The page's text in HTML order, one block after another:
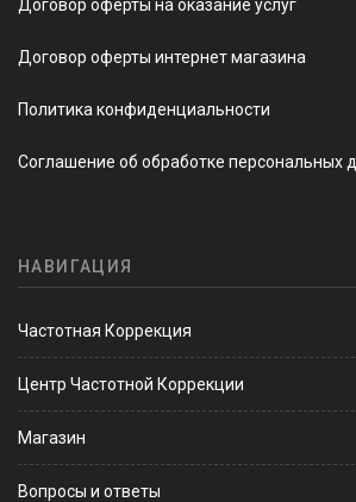
Договор оферты на оказание услуг
Договор оферты интернет магазина
Политика конфиденциальности
Соглашение об обработке персональных
НАВИГАЦИЯ
Частотная Коррекция
Центр Частотной Коррекции
Магазин
Вопросы и ответы